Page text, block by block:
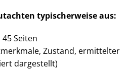
typischerweise aus:
Seiten
Zustand, ermittelter
dargestellt)